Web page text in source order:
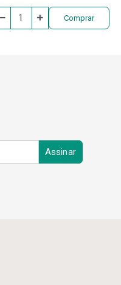
Comprar
Assinar